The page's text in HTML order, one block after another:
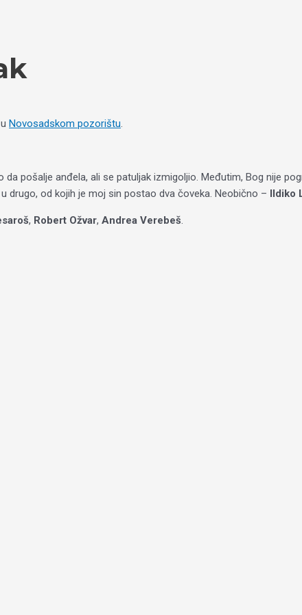
u Novosadskom pozorištu.
pošalje anđela, ali se patuljak izmigoljio. Međutim, Bog nije
drugo, od kojih je moj sin postao dva čoveka. Neobično – Ildiko
, Robert Ožvar, Andrea Verebeš.